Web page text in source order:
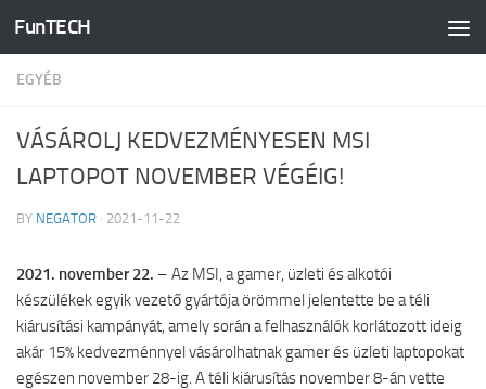
Skip to content
FunTECH
EGYÉB
VÁSÁROLJ KEDVEZMÉNYESEN MSI
LAPTOPOT NOVEMBER VÉGÉIG!
BY NEGATOR · 2021-11-22
2021. november 22. – Az MSI, a gamer, üzleti és alkotói
készülékek egyik vezető gyártója örömmel jelentette be a téli
kiárusítási kampányát, amely során a felhasználók korlátozott ideig
akár 15% kedvezménnyel vásárolhatnak gamer és üzleti laptopokat
egészen november 28-ig. A téli kiárusítás november 8-án vette